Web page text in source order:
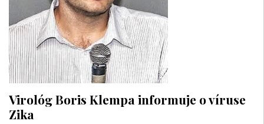
Virológ Boris Klempa informuje o víruse
Zika